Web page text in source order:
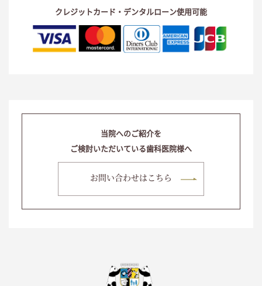
クレジットカード・デンタルローン使用可能
当院へのご紹介を
ご検討いただいている歯科医院様へ
お問い合わせはこちら